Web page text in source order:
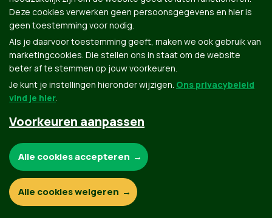
Groen.be
© Copyright Groen 2026 | Gemaakt metNationBuilder
Deze cookies verwerken geen persoonsgegevens en hier is
geen toestemming voor nodig.
Als je daarvoor toestemming geeft, maken we ook gebruik van
marketingcookies. Die stellen ons in staat om de website
beter af te stemmen op jouw voorkeuren.
Je kunt je instellingen hieronder wijzigen. Ons privacybeleid
vind je hier.
Voorkeuren aanpassen
Functionele en analytische cookies:
Alle cookies accepteren
Alle cookies weigeren